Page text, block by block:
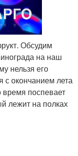
Обсудим
на наш
нельзя его
с окончанием лета
поспевает
лежит на полках